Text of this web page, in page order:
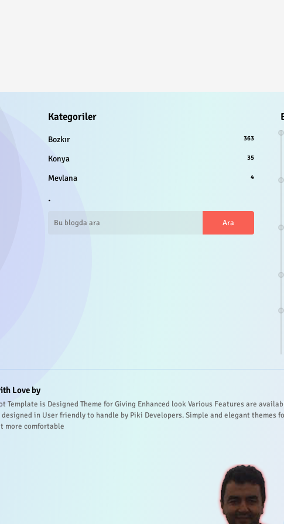
Kategoriler
Bozkır 363
Konya 35
Mevlana 4
.
Love by
Template is Designed Theme for Giving Enhanced look Various Features are
designed in User friendly to handle by Piki Developers. Simple and elegant themes
more comfortable